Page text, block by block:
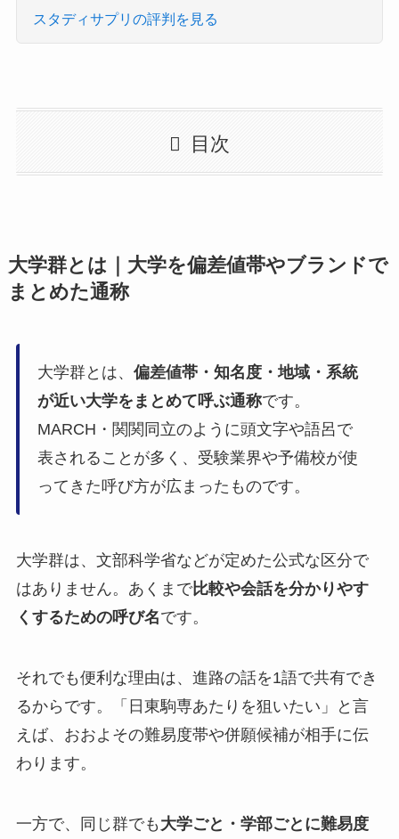
スタディサプリの評判を見る
目次
大学群とは｜大学を偏差値帯やブランドで
まとめた通称
大学群とは、 偏差値帯・知名度・地域・系統
が近い大学をまとめて呼ぶ通称です。
MARCH・関関同立のように頭文字や語呂で
表されることが多く、受験業界や予備校が使
ってきた呼び方が広まったものです。
大学群は、文部科学省などが定めた公式な区分で
はありません。あくまで比較や会話を分かりやす
くするための呼び名です。
それでも便利な理由は、進路の話を1語で共有でき
るからです。「日東駒専あたりを狙いたい」と言
えば、おおよその難易度帯や併願候補が相手に伝
わります。
一方で、同じ群でも 大学ごと・学部ごとに難易度